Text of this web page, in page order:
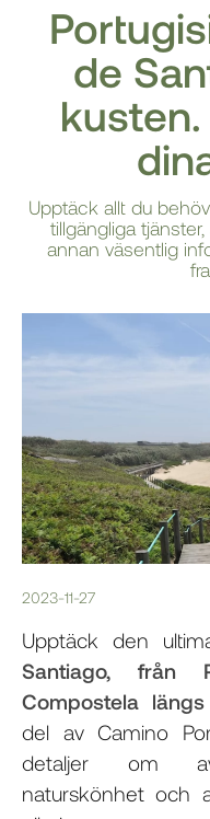
de
kusten.
Upptäck allt du
tillgängliga
annan väsentlig
2023-11-27
Upptäck den
Santiago, från
Compostela
del av Camino
detaljer om
naturskönhet och